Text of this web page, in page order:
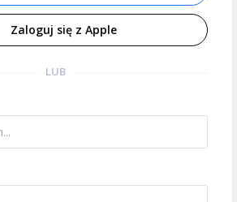
Zaloguj się z Apple
LUB